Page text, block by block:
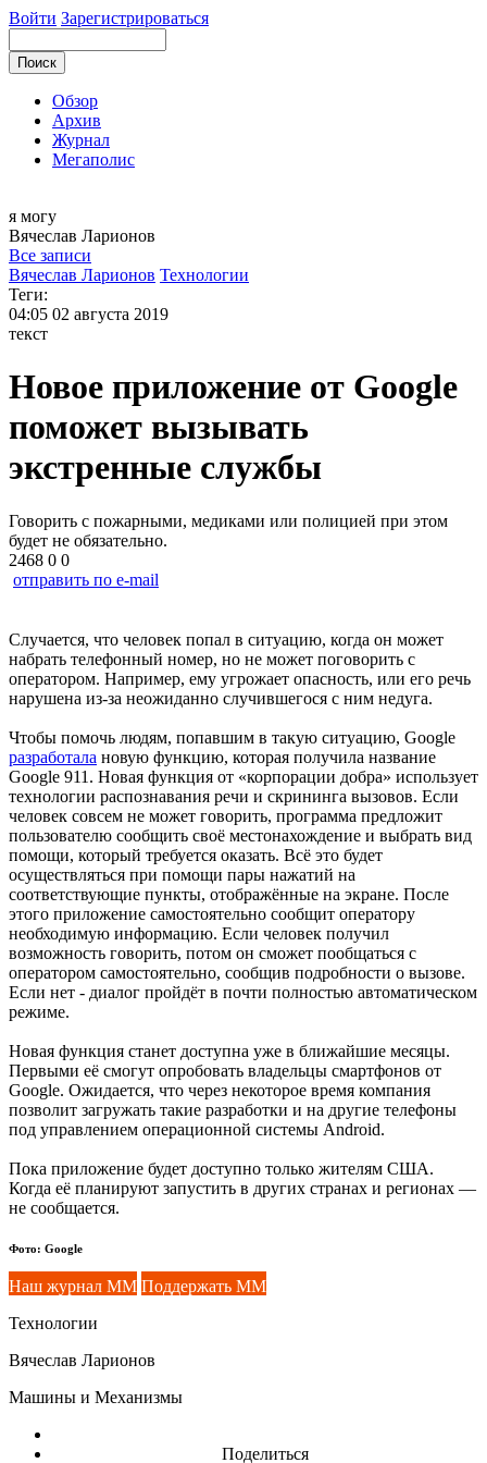
Войти Зарегистрироваться
Обзор
Архив
Журнал
Мегаполис
я могу
Вячеслав Ларионов
Все записи
Вячеслав Ларионов Технологии
Теги:
04:05 02 августа 2019
текст
Новое приложение от Google
поможет вызывать
экстренные службы
Говорить с пожарными, медиками или полицией при этом
будет не обязательно.
2468 0 0
отправить по e-mail
Случается, что человек попал в ситуацию, когда он может
набрать телефонный номер, но не может поговорить с
оператором. Например, ему угрожает опасность, или его речь
нарушена из-за неожиданно случившегося с ним недуга.
Чтобы помочь людям, попавшим в такую ситуацию, Google
разработала новую функцию, которая получила название
Google 911. Новая функция от «корпорации добра» использует
технологии распознавания речи и скрининга вызовов. Если
человек совсем не может говорить, программа предложит
пользователю сообщить своё местонахождение и выбрать вид
помощи, который требуется оказать. Всё это будет
осуществляться при помощи пары нажатий на
соответствующие пункты, отображённые на экране. После
этого приложение самостоятельно сообщит оператору
необходимую информацию. Если человек получил
возможность говорить, потом он сможет пообщаться с
оператором самостоятельно, сообщив подробности о вызове.
Если нет - диалог пройдёт в почти полностью автоматическом
режиме.
Новая функция станет доступна уже в ближайшие месяцы.
Первыми её смогут опробовать владельцы смартфонов от
Google. Ожидается, что через некоторое время компания
позволит загружать такие разработки и на другие телефоны
под управлением операционной системы Android.
Пока приложение будет доступно только жителям США.
Когда её планируют запустить в других странах и регионах —
не сообщается.
Фото: Google
Наш журнал ММ Поддержать ММ
Технологии
Вячеслав Ларионов
Машины и Механизмы
Поделиться